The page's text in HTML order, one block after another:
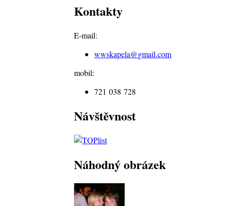
Kontakty
E-mail:
wwskapela@gmail.com
mobil:
721 038 728
Návštěvnost
Náhodný obrázek